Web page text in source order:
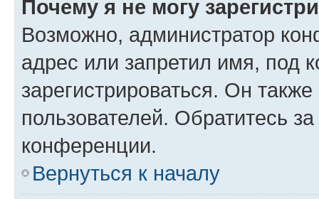
Почему я не могу
Возможно, администратор
адрес или запретил имя, под
зарегистрироваться. Он
пользователей. Обратитесь
конференции.
Вернуться к началу